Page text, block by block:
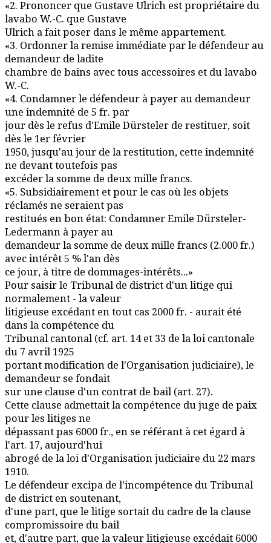
«2. Prononcer que Gustave Ulrich est propriétaire du
lavabo W.-C. que Gustave
Ulrich a fait poser dans le même appartement.
«3. Ordonner la remise immédiate par le défendeur au
demandeur de ladite
chambre de bains avec tous accessoires et du lavabo
W.-C.
«4. Condamner le défendeur à payer au demandeur
une indemnité de 5 fr. par
jour dès le refus d'Emile Dürsteler de restituer, soit
dès le 1er février
1950, jusqu'au jour de la restitution, cette indemnité
ne devant toutefois pas
excéder la somme de deux mille francs.
«5. Subsidiairement et pour le cas où les objets
réclamés ne seraient pas
restitués en bon état: Condamner Emile Dürsteler-
Ledermann à payer au
demandeur la somme de deux mille francs (2.000 fr.)
avec intérêt 5 % l'an dès
ce jour, à titre de dommages-intérêts...»
Pour saisir le Tribunal de district d'un litige qui
normalement - la valeur
litigieuse excédant en tout cas 2000 fr. - aurait été
dans la compétence du
Tribunal cantonal (cf. art. 14 et 33 de la loi cantonale
du 7 avril 1925
portant modification de l'Organisation judiciaire), le
demandeur se fondait
sur une clause d'un contrat de bail (art. 27).
Cette clause admettait la compétence du juge de paix
pour les litiges ne
dépassant pas 6000 fr., en se référant à cet égard à
l'art. 17, aujourd'hui
abrogé de la loi d'Organisation judiciaire du 22 mars
1910.
Le défendeur excipa de l'incompétence du Tribunal
de district en soutenant,
d'une part, que le litige sortait du cadre de la clause
compromissoire du bail
et, d'autre part, que la valeur litigieuse excédait 6000